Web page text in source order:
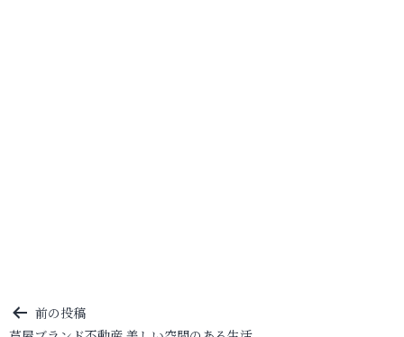
投 前の投稿